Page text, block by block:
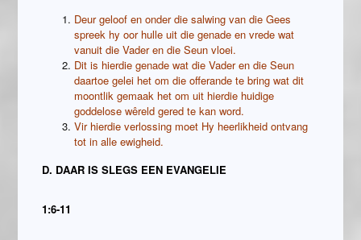
Deur geloof en onder die salwing van die Gees
spreek hy oor hulle uit die genade en vrede wat
vanuit die Vader en die Seun vloei.
Dit is hierdie genade wat die Vader en die Seun
daartoe gelei het om die offerande te bring wat dit
moontlik gemaak het om uit hierdie huidige
goddelose wêreld gered te kan word.
Vir hierdie verlossing moet Hy heerlikheid ontvang
tot in alle ewigheid.
D. DAAR IS SLEGS EEN EVANGELIE
1:6-11